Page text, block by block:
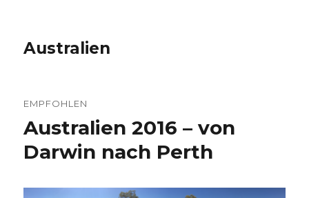
Australien
EMPFOHLEN
Australien 2016 – von
Darwin nach Perth